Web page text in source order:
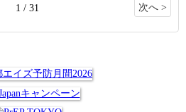
1 / 31 次へ >